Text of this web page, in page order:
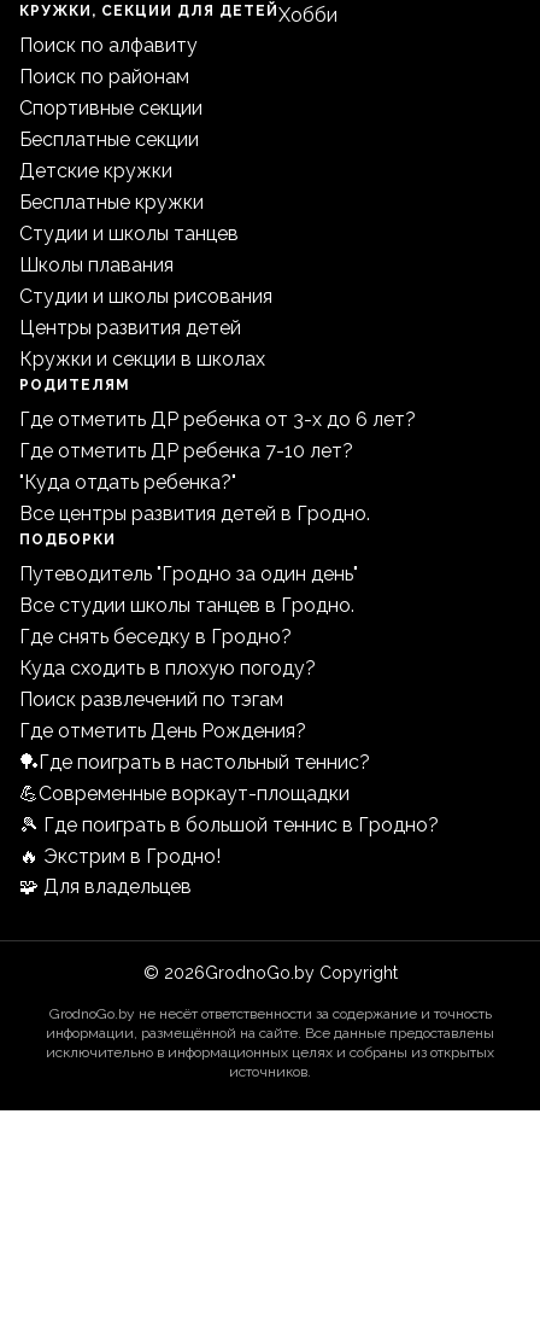
КРУЖКИ, СЕКЦИИ ДЛЯ ДЕТЕЙ
Поиск по алфавиту
Поиск по районам
Спортивные секции
Бесплатные секции
Детские кружки
Бесплатные кружки
Студии и школы танцев
Школы плавания
Студии и школы рисования
Центры развития детей
Кружки и секции в школах
Хобби
РОДИТЕЛЯМ
Где отметить ДР ребенка от 3-х до 6 лет?
Где отметить ДР ребенка 7-10 лет?
"Куда отдать ребенка?"
Все центры развития детей в Гродно.
ПОДБОРКИ
Путеводитель "Гродно за один день"
Все студии школы танцев в Гродно.
Где снять беседку в Гродно?
Куда сходить в плохую погоду?
Поиск развлечений по тэгам
Где отметить День Рождения?
🏓Где поиграть в настольный теннис?
💪Современные воркаут-площадки
🎾 Где поиграть в большой теннис в Гродно?
🔥 Экстрим в Гродно!
🧩 Для владельцев
© 2026GrodnoGo.by Copyright
GrodnoGo.by не несёт ответственности за содержание и точность
информации, размещённой на сайте. Все данные предоставлены
исключительно в информационных целях и собраны из открытых
источников.